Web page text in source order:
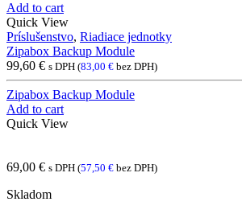
Add to cart
Quick View
Príslušenstvo, Riadiace jednotky
Zipabox Backup Module
99,60 € s DPH (83,00 € bez DPH)
Zipabox Backup Module
Add to cart
Quick View
69,00 € s DPH (57,50 € bez DPH)
Skladom